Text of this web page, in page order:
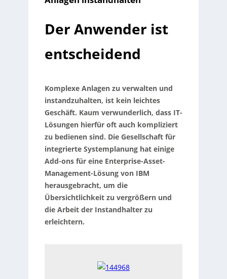
Der Anwender ist
entscheidend
Komplexe Anlagen zu verwalten und
instandzuhalten, ist kein leichtes
Geschäft. Kaum verwunderlich, dass IT-
Lösungen hierfür oft auch kompliziert
zu bedienen sind. Die Gesellschaft für
integrierte Systemplanung hat einige
Add-ons für eine Enterprise-Asset-
Management-Lösung von IBM
herausgebracht, um die
Übersichtlichkeit zu vergrößern und
die Arbeit der Instandhalter zu
erleichtern.